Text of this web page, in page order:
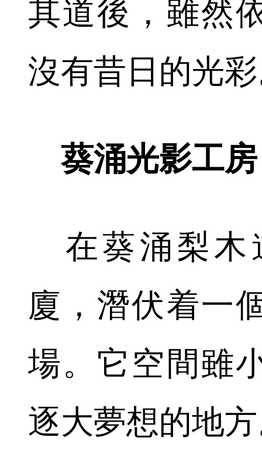
其道後，雖然
沒有昔日的光
葵涌光影工房
在葵涌梨木
廈，潛伏着一
場。它空間雖
逐大夢想的地